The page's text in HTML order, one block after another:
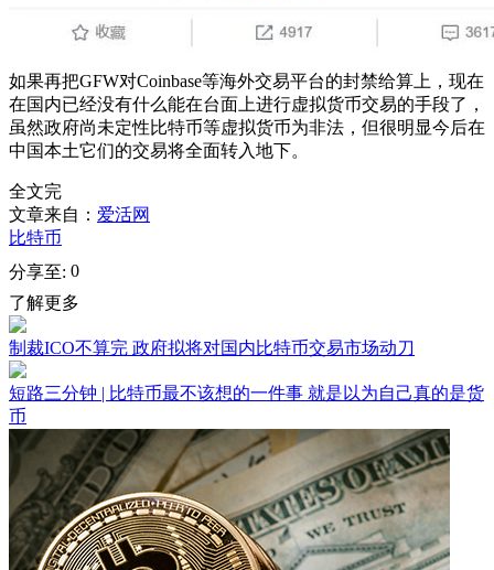
如果再把GFW对Coinbase等海外交易平台的封禁给算上，现在
在国内已经没有什么能在台面上进行虚拟货币交易的手段了，
虽然政府尚未定性比特币等虚拟货币为非法，但很明显今后在
中国本土它们的交易将全面转入地下。
全文完
文章来自： 爱活网
比特币
分享至: 0
了解更多
制裁ICO不算完 政府拟将对国内比特币交易市场动刀
短路三分钟 | 比特币最不该想的一件事 就是以为自己真的是货
币